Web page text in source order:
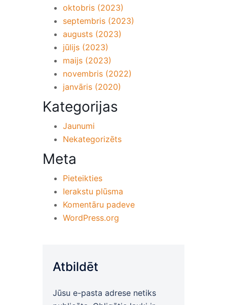
oktobris (2023)
septembris (2023)
augusts (2023)
jūlijs (2023)
maijs (2023)
novembris (2022)
janvāris (2020)
Kategorijas
Jaunumi
Nekategorizēts
Meta
Pieteikties
Ierakstu plūsma
Komentāru padeve
WordPress.org
Atbildēt
Jūsu e-pasta adrese netiks